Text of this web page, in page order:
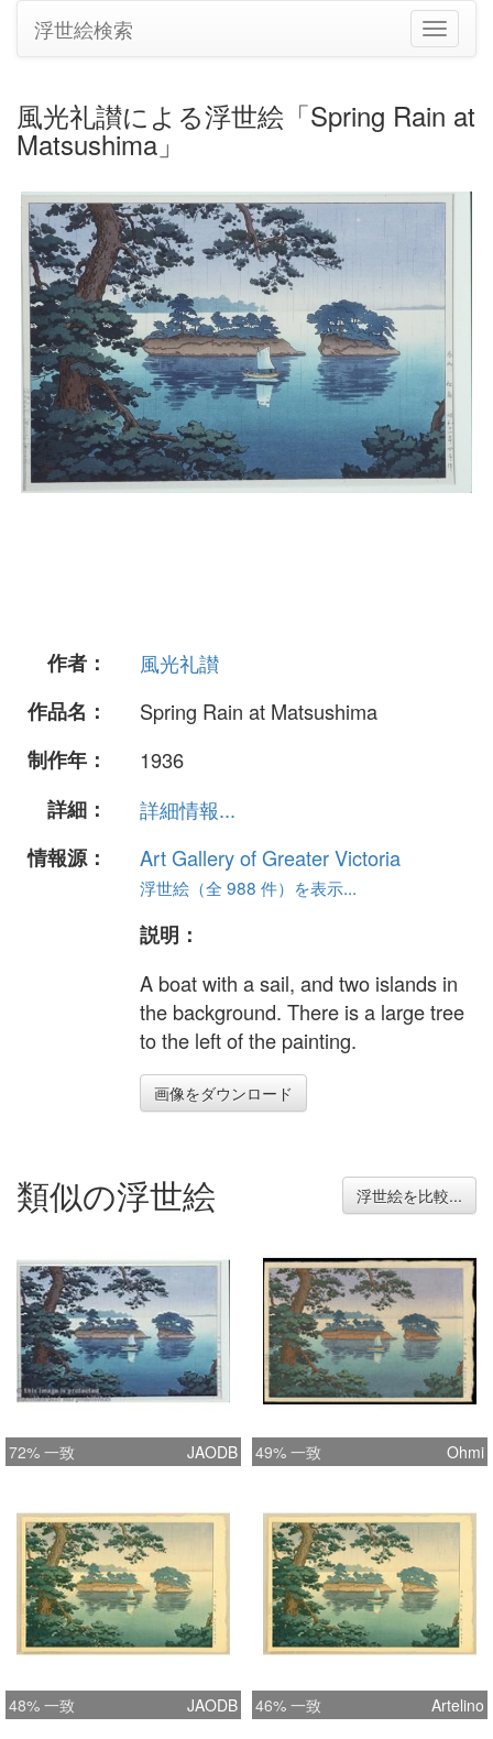
ナ
ビ
シ
切
え
浮世絵検索
風光礼讃による浮世絵「Spring Rain at
Matsushima」
作者：
風光礼讃
作品名：
Spring Rain at Matsushima
制作年：
1936
詳細：
詳細情報...
情報源：
Art Gallery of Greater Victoria
浮世絵（全 988 件）を表示...
説明：
A boat with a sail, and two islands in
the background. There is a large tree
to the left of the painting.
画像をダウンロード
類似の浮世絵 浮世絵を比較...
72% 一致 JAODB 49% 一致 Ohmi
48% 一致 JAODB 46% 一致 Artelino